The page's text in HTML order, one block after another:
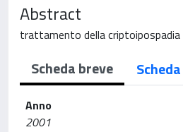
Abstract
trattamento della criptoipospadia
Scheda breve
Anno
2001